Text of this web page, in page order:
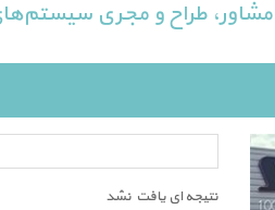
مشاور، طراح و مجری
نتیجه ای یافت نشد